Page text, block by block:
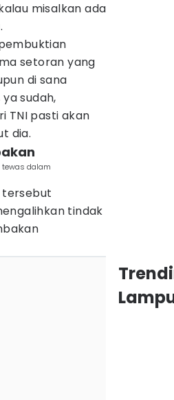
misalkan ada
setoran yang
di sana
sudah,
TNI pasti akan
dia.
tewas dalam
tersebut
tindak